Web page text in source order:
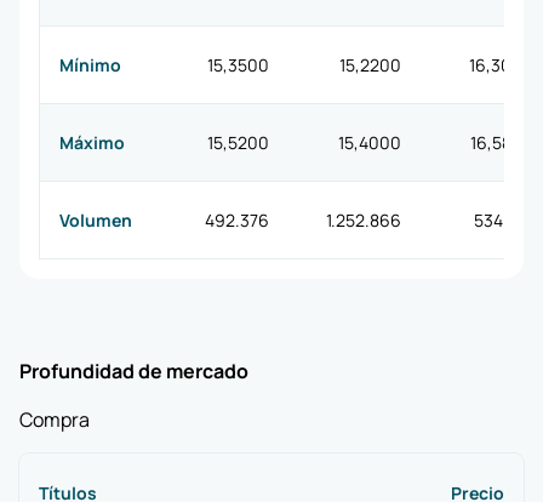
Mínimo 15,3500 15,2200 16,3000
Máximo 15,5200 15,4000 16,5800
Volumen 492.376 1.252.866 534.441
Profundidad de mercado
Compra
Títulos Precio